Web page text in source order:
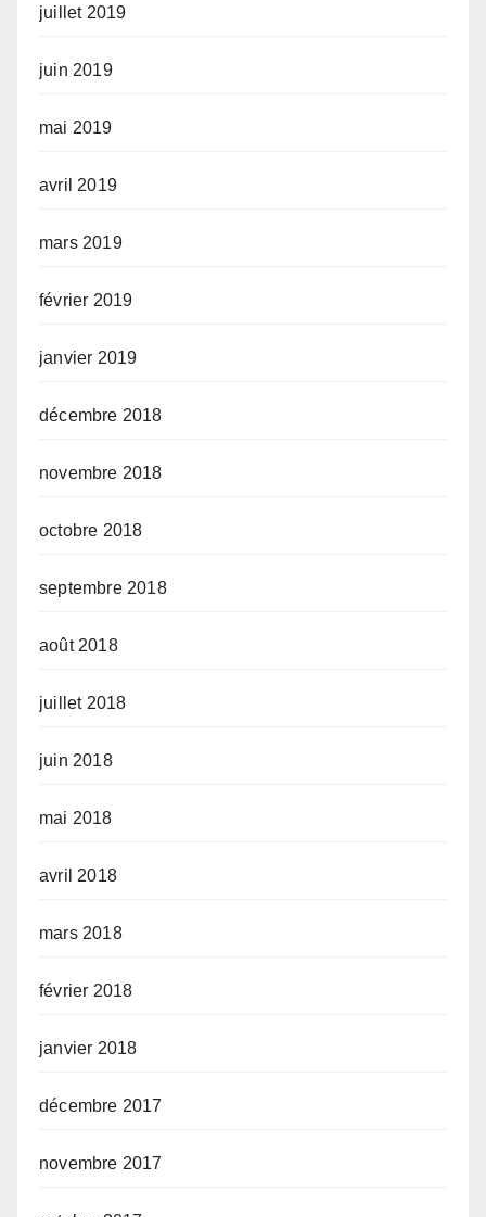
juillet 2019
juin 2019
mai 2019
avril 2019
mars 2019
février 2019
janvier 2019
décembre 2018
novembre 2018
octobre 2018
septembre 2018
août 2018
juillet 2018
juin 2018
mai 2018
avril 2018
mars 2018
février 2018
janvier 2018
décembre 2017
novembre 2017